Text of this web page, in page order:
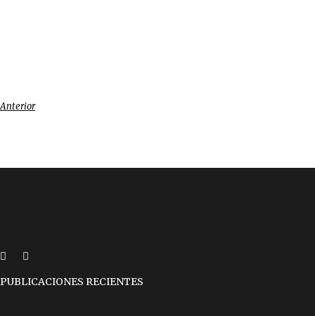
Anterior
PUBLICACIONES RECIENTES